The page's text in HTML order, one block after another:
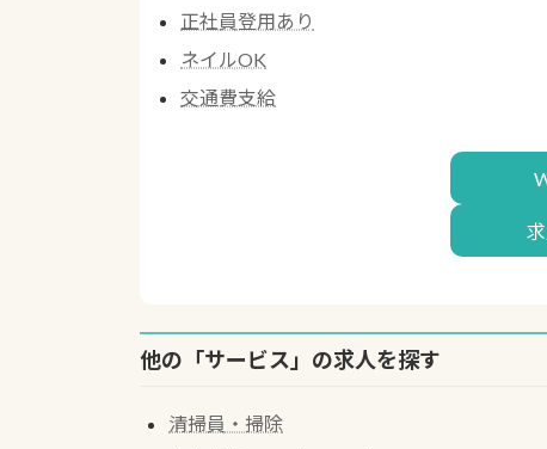
正社員登用あり
ネイルOK
交通費支給
他の「サービス」の求人を探す
清掃員・掃除